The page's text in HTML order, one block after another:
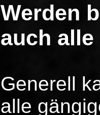
Werden
auch
Generell
alle